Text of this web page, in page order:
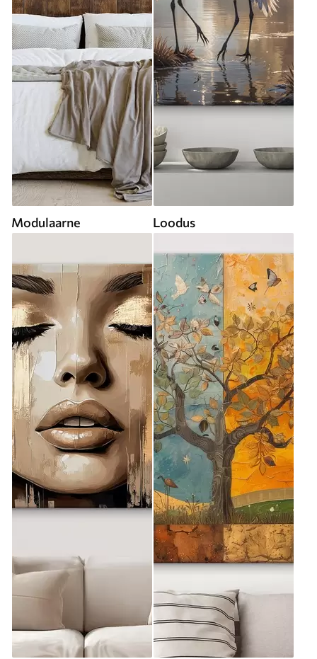
Modulaarne Loodus